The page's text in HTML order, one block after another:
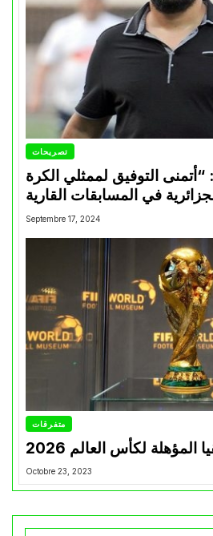
تصريحات
التوفيق لممثلي الكرة
Septembre 17, 2024
متفرقات
لكأس العالم 2026
Octobre 23, 2023